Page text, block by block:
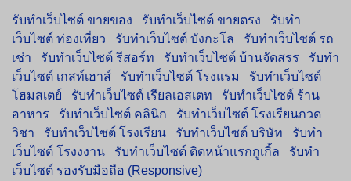
รับทำเว็บไซต์ ขายของ รับทำเว็บไซต์ ขายตรง
รับทำ
เว็บไซต์ ท่องเที่ยว
รับทำเว็บไซต์ บังกะโล
รับทำเว็บไซต์ รถ
เช่า
รับทำเว็บไซต์ รีสอร์ท รับทำเว็บไซต์ บ้านจัดสรร
รับทำ
เว็บไซต์ เกสท์เฮาส์
รับทำเว็บไซต์ โรงแรม
รับทำเว็บไซต์
โฮมสเตย์
รับทำเว็บไซต์ เรียลเอสเตท
รับทำเว็บไซต์ ร้าน
อาหาร
รับทำเว็บไซต์ คลินิก
รับทำเว็บไซต์ โรงเรียนกวด
วิชา
รับทำเว็บไซต์ โรงเรียน รับทำเว็บไซต์ บริษัท
รับทำ
เว็บไซต์ โรงงงาน
รับทำเว็บไซต์ ติดหน้าแรกกูเกิ้ล
รับทำ
เว็บไซต์ รองรับมือถือ (Responsive)